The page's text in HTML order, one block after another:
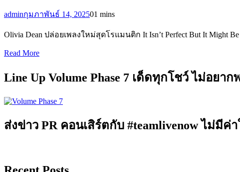
adminกุมภาพันธ์ 14, 202501 mins
Olivia Dean ปล่อยเพลงใหม่สุดโรแมนติก It Isn’t Perfect But It Might
Read More
Line Up Volume Phase 7 เด็ดทุกโชว์ ไม่อยา
ส่งข่าว PR คอนเสิร์ตกับ #teamlivenow ไม่มีค่